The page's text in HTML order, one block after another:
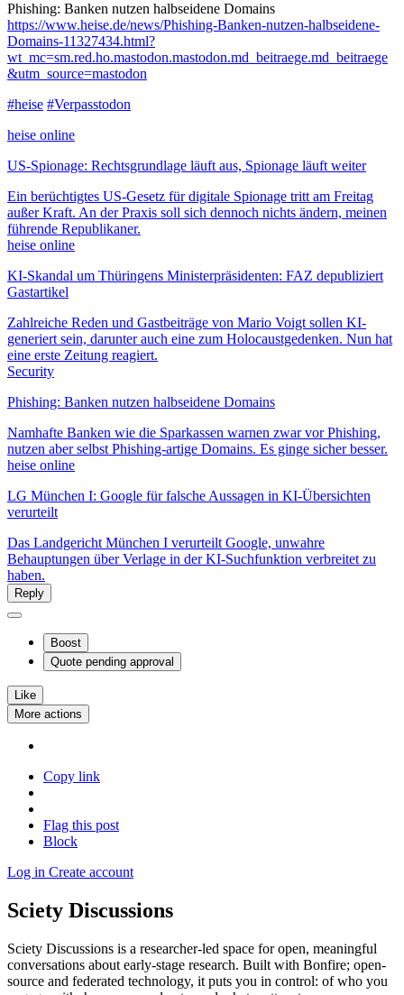
Phishing: Banken nutzen halbseidene Domains
https://www.heise.de/news/Phishing-Banken-nutzen-halbseidene-
Domains-11327434.html?
wt_mc=sm.red.ho.mastodon.mastodon.md_beitraege.md_beitraege
&utm_source=mastodon
#heise #Verpasstodon
heise online
US-Spionage: Rechtsgrundlage läuft aus, Spionage läuft weiter
Ein berüchtigtes US-Gesetz für digitale Spionage tritt am Freitag
außer Kraft. An der Praxis soll sich dennoch nichts ändern, meinen
führende Republikaner.
heise online
KI-Skandal um Thüringens Ministerpräsidenten: FAZ depubliziert
Gastartikel
Zahlreiche Reden und Gastbeiträge von Mario Voigt sollen KI-
generiert sein, darunter auch eine zum Holocaustgedenken. Nun hat
eine erste Zeitung reagiert.
Security
Phishing: Banken nutzen halbseidene Domains
Namhafte Banken wie die Sparkassen warnen zwar vor Phishing,
nutzen aber selbst Phishing-artige Domains. Es ginge sicher besser.
heise online
LG München I: Google für falsche Aussagen in KI-Übersichten
verurteilt
Das Landgericht München I verurteilt Google, unwahre
Behauptungen über Verlage in der KI-Suchfunktion verbreitet zu
haben.
Reply
Boost
Quote pending approval
Like
More actions
Copy link
Flag this post
Block
Log in Create account
Sciety Discussions
Sciety Discussions is a researcher-led space for open, meaningful
conversations about early-stage research. Built with Bonfire; open-
source and federated technology, it puts you in control: of who you